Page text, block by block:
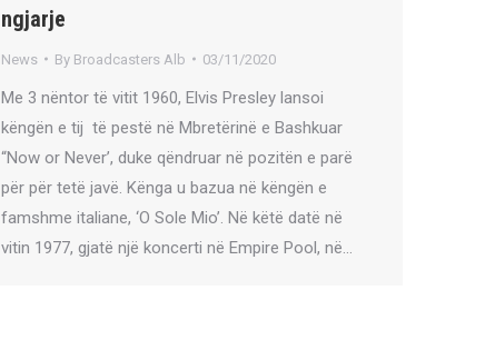
ngjarje
News By Broadcasters Alb 03/11/2020
Me 3 nëntor të vitit 1960, Elvis Presley lansoi
këngën e tij të pestë në Mbretërinë e Bashkuar
“Now or Never’, duke qëndruar në pozitën e parë
për ​​për tetë javë. Kënga u bazua në këngën e
famshme italiane, ‘O Sole Mio’. Në këtë datë në
vitin 1977, gjatë një koncerti në Empire Pool, në…